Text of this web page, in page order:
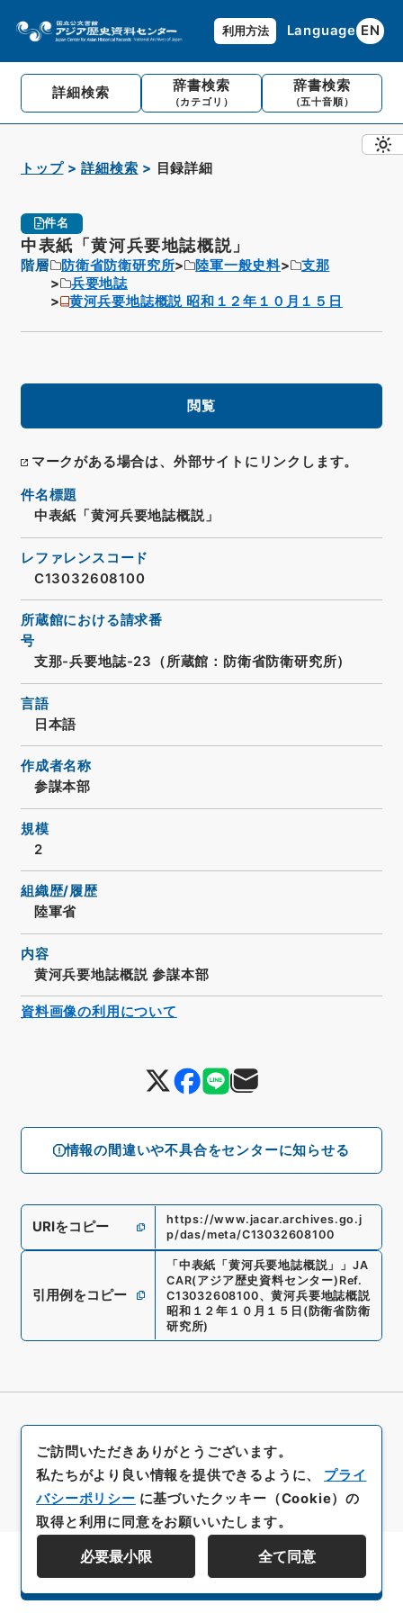
利用方法 Language EN
詳細検索 辞書検索
（カテゴリ）
辞書検索
（五十音順）
トップ 詳細検索 目録詳細
件名
中表紙「黄河兵要地誌概説」
階層 防衛省防衛研究所 陸軍一般史料
支那
兵要地誌
黄河兵要地誌概説 昭和１２年１０月１５日
閲覧
マークがある場合は、外部サイトにリンクします。
情報の間違いや不具合をセンターに知らせる
件名標題
中表紙「黄河兵要地誌概説」
レファレンスコード
C13032608100
所蔵館における請求番
号
支那-兵要地誌-23（所蔵館：防衛省防衛研究所）
言語
日本語
作成者名称
参謀本部
規模
2
組織歴/履歴
陸軍省
内容
黄河兵要地誌概説 参謀本部
URIをコピー
https://www.jacar.archives.go.j
p/das/meta/C13032608100
引用例をコピー
「中表紙「黄河兵要地誌概説」 」 JA
CAR(アジア歴史資料センター) Ref.
C13032608100、黄河兵要地誌概説
昭和１２年１０月１５日 (防衛省防衛
研究所)
資料画像の利用について
資料群階層を表示する
ご訪問いただきありがとうございます。
私たちがより良い情報を提供できるように、 プライ
バシーポリシー に基づいたクッキー（Cookie）の
取得と利用に同意をお願いいたします。
必要最小限 全て同意